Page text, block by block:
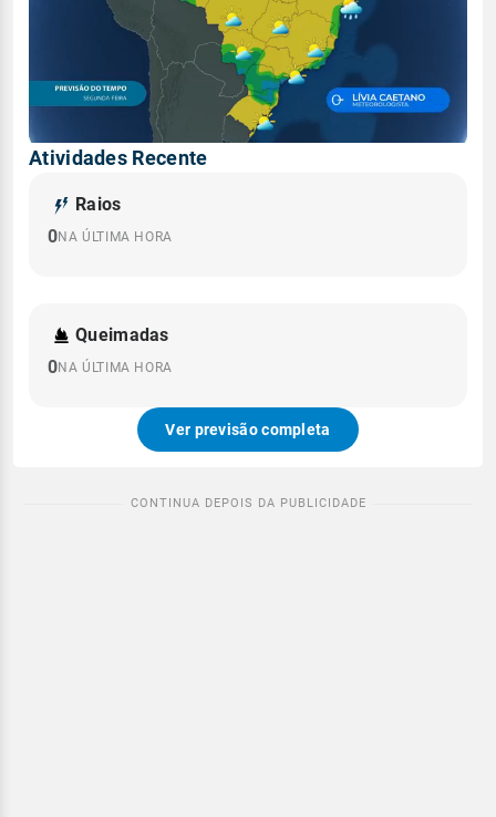
Atividades Recente
Raios
0NA ÚLTIMA HORA
Queimadas
0NA ÚLTIMA HORA
Ver previsão completa